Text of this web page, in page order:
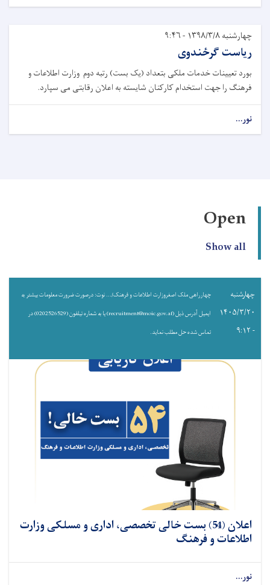
چهارشنبه ۱۳۹۸/۳/۸ - ۹:۴۶
ریاست ګرځندوی
بورد تعیینات خدمات ملکی بتعداد (یک بست) رتبه دوم وزارت اطلاعات و
فرهنگ را جهت استخدام کارکنان شایسته به اعلان رقابتی می‌ سپارد.
نور...
Open
Show all
چهارشنبه
۱۴۰۵/۳/۲۰
- ۹:۱۲
چهارراهی ملک اصغروزارت اطلاعات و فرهنک/... نوت: درصورت ضرورت معلومات بیشتر به
ایمیل آدرس ذیل (recruitment@moic.gov.af) یا به شماره تیلفون (0202526529) در
تماس شده حل مطلب نماید.
اعلان (54) بست خالی تخصصی، اداری و مسلکی وزارت
اطلاعات و فرهنگ
نور...